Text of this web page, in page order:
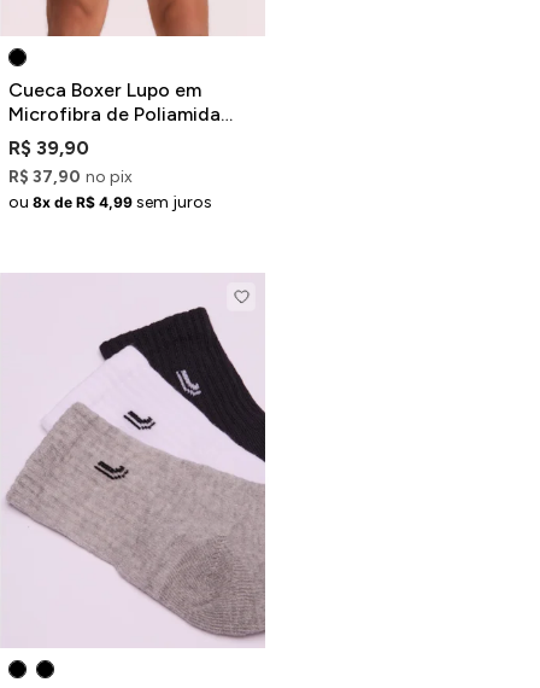
Cueca Boxer Lupo em
Microfibra de Poliamida
Preta
R$ 39,90
R$ 37,90 no pix
ou 8x de R$ 4,99 sem juros